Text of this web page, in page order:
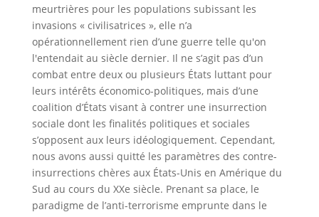
meurtrières pour les populations subissant les
invasions « civilisatrices », elle n’a
opérationnellement rien d’une guerre telle qu'on
l'entendait au siècle dernier. Il ne s’agit pas d’un
combat entre deux ou plusieurs États luttant pour
leurs intérêts économico-politiques, mais d’une
coalition d’États visant à contrer une insurrection
sociale dont les finalités politiques et sociales
s’opposent aux leurs idéologiquement. Cependant,
nous avons aussi quitté les paramètres des contre-
insurrections chères aux États-Unis en Amérique du
Sud au cours du XXe siècle. Prenant sa place, le
paradigme de l’anti-terrorisme emprunte dans le